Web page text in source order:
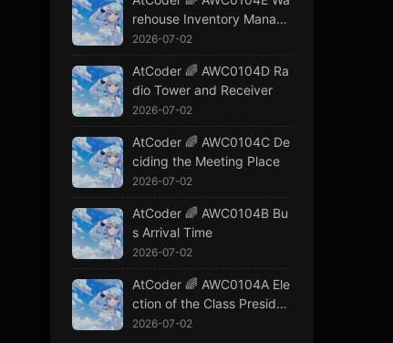
rehouse Inventory Manage
ment
2026-07-02
AtCoder 🌈 AWC0104D Ra
dio Tower and Receiver
2026-07-02
AtCoder 🌈 AWC0104C De
ciding the Meeting Place
2026-07-02
AtCoder 🌈 AWC0104B Bu
s Arrival Time
2026-07-02
AtCoder 🌈 AWC0104A Ele
ction of the Class Presiden
t2026-07-02